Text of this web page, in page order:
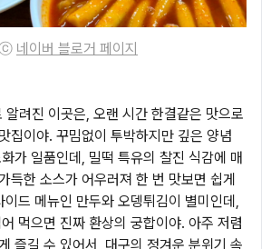
네이버 블로거 페이지
알려진 이곳은, 오랜 시간 한결같은 맛으로
집이야. 꾸밈없이 투박하지만 깊은 양념
가 일품인데, 밀떡 특유의 찰진 식감에 매
득한 소스가 어우러져 한 번 맛보면 쉽게
드 메뉴인 만두와 오뎅튀김이 별미인데,
먹으면 진짜 환상의 궁합이야. 아주 저렴
즐길 수 있어서, 대구의 정겨운 분위기 속